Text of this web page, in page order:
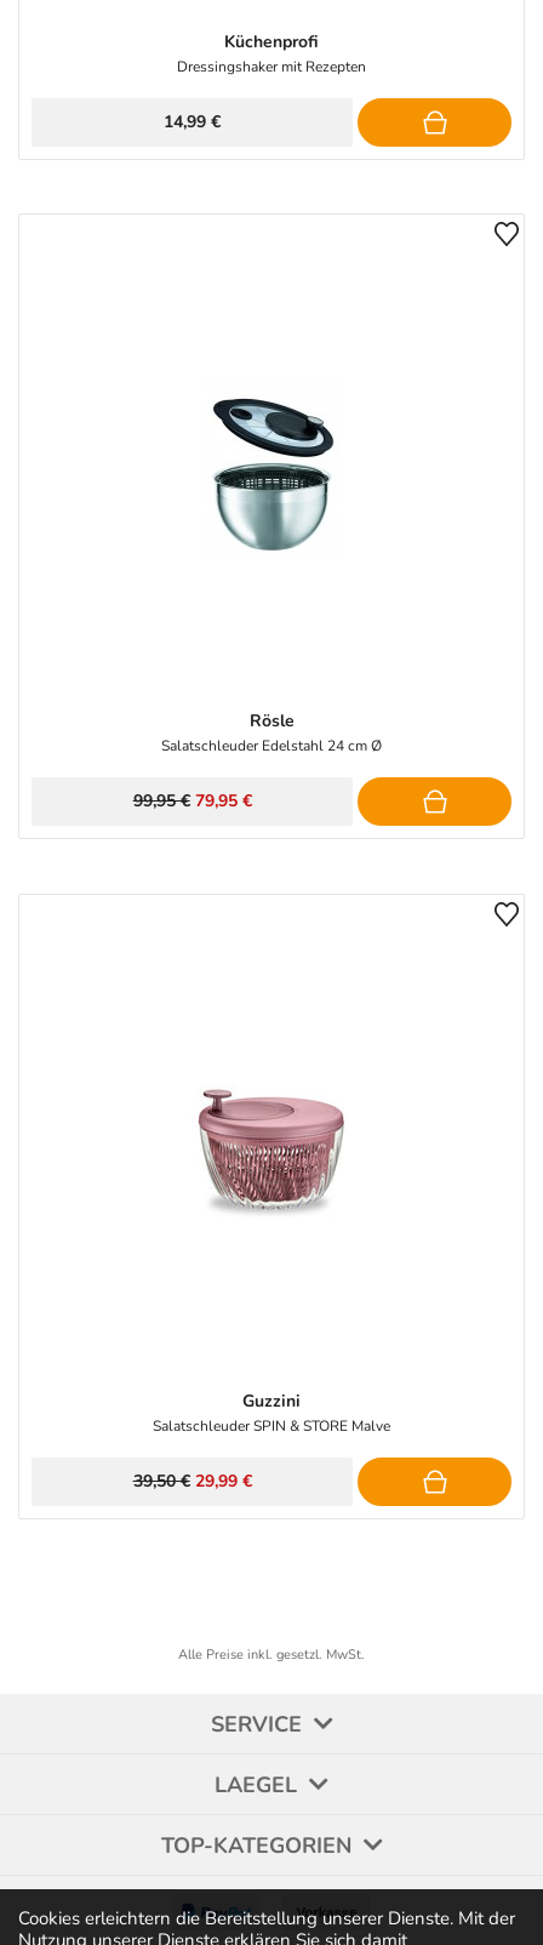
Cookies erleichtern die Bereitstellung unserer Dienste. Mit der
Nutzung unserer Dienste erklären Sie sich damit
Küchenprofi
Dressingshaker mit Rezepten
14,99 €
Rösle
Salatschleuder Edelstahl 24 cm Ø
99,95 € 79,95 €
Guzzini
Salatschleuder SPIN & STORE Malve
39,50 € 29,99 €
Alle Preise inkl. gesetzl. MwSt.
SERVICE
LAEGEL
TOP-KATEGORIEN